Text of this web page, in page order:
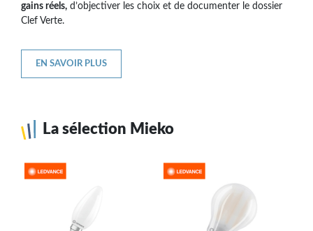
gains réels, d’objectiver les choix et de documenter le dossier
Clef Verte.
EN SAVOIR PLUS
La sélection Mieko